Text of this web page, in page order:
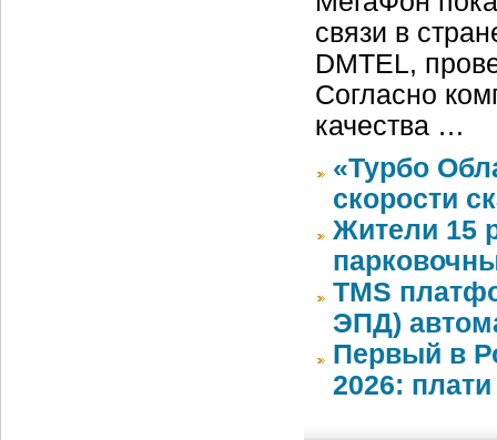
связи в
DMTEL,
Согласно
качества …
«Турбо
скорости
Жители 15
TMS
ЭПД)
Первый в
2026: